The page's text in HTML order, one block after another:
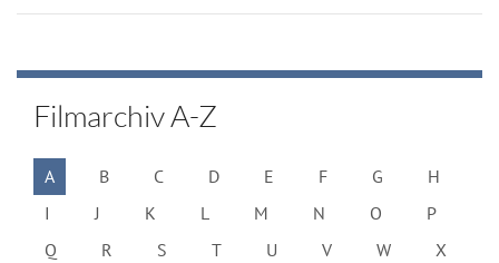
Filmarchiv A-Z
A B C D E F G
H
I
J K L M N O
P
Q
R S T U V W
X